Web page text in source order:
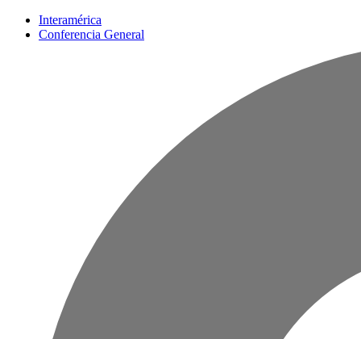
Interamérica
Conferencia General